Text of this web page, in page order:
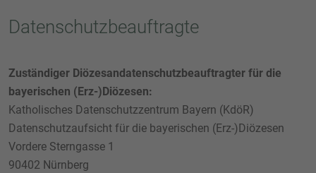
Datenschutzbeauftragte
Zuständiger Diözesandatenschutzbeauftragter für die
bayerischen (Erz-)Diözesen:
Katholisches Datenschutzzentrum Bayern (KdöR)
Datenschutzaufsicht für die bayerischen (Erz-)Diözesen
Vordere Sterngasse 1
90402 Nürnberg